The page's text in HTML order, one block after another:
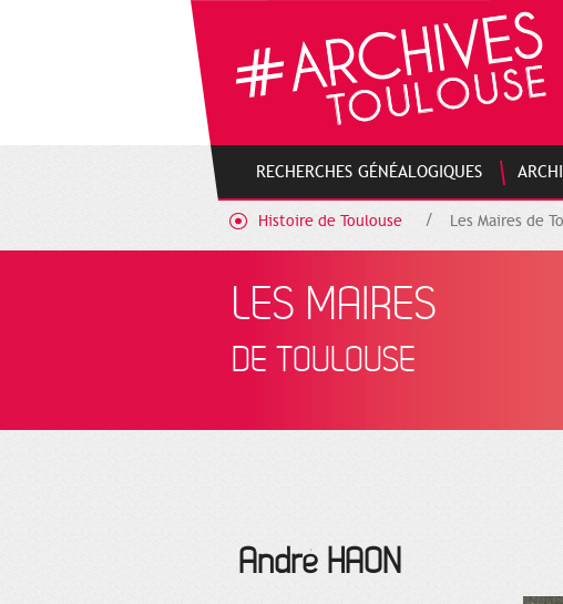
RECHERCHES GÉNÉALOGIQUES
Histoire de Toulouse Les Maires de
LES MAIRES
DE TOULOUSE
André HAON
Cookies management panel